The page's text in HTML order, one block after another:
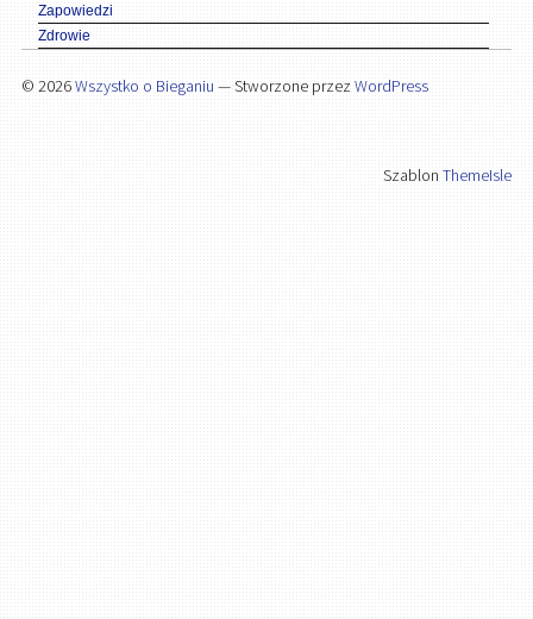
Zapowiedzi
Zdrowie
© 2026Wszystko o Bieganiu — Stworzone przez WordPress
SzablonThemeIsle